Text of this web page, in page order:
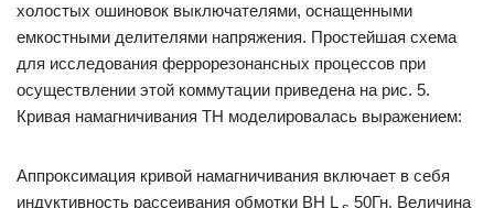
холостых ошиновок выключателями, оснащенными
емкостными делителями напряжения. Простейшая схема
для исследования феррорезонансных процессов при
осуществлении этой коммутации приведена на рис. 5.
Кривая намагничивания ТН моделировалась выражением:
Аппроксимация кривой намагничивания включает в себя
индуктивность рассеивания обмотки ВН L
50Гн. Величина